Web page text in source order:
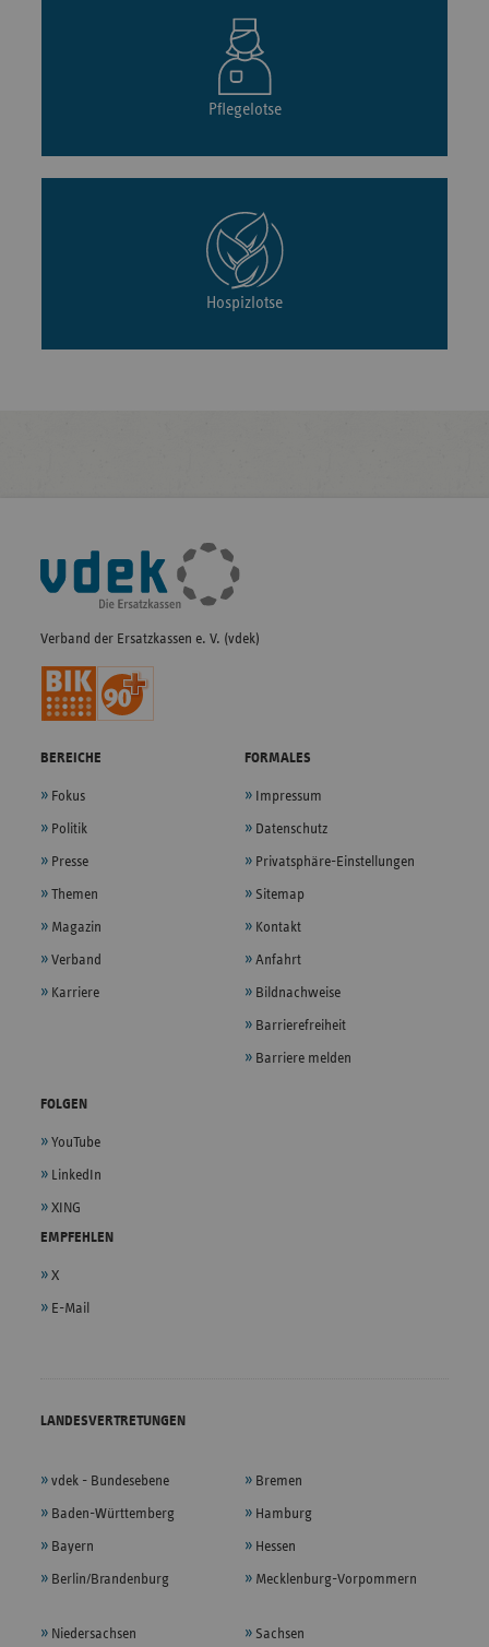
Pflegelotse
Hospizlotse
Fußleisten-
Navigation
Verband der Ersatzkassen e. V. (vdek)
BEREICHE
Fokus
Politik
Presse
Themen
Magazin
Verband
Karriere
FORMALES
Impressum
Datenschutz
Privatsphäre-Einstellungen
Sitemap
Kontakt
Anfahrt
Bildnachweise
Barrierefreiheit
Barriere melden
FOLGEN
YouTube
LinkedIn
XING
EMPFEHLEN
X
E-Mail
LANDESVERTRETUNGEN
vdek - Bundesebene
Baden-Württemberg
Bayern
Berlin/Brandenburg
Bremen
Hamburg
Hessen
Mecklenburg-Vorpommern
Niedersachsen Sachsen